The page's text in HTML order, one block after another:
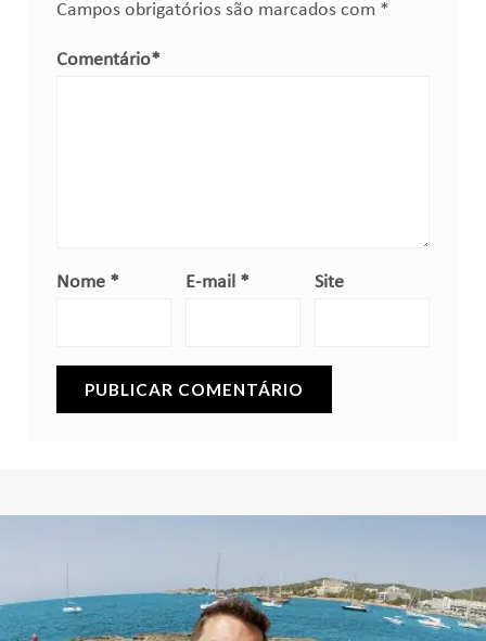
Campos obrigatórios são marcados com *
Comentário*
Nome * E-mail * Site